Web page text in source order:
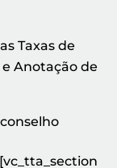
Taxas de
Anotação de